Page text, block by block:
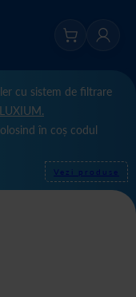
cu sistem de filtrare
LUXIUM.
în coș codul
Vezi produse